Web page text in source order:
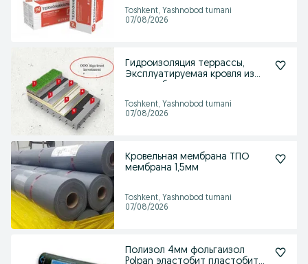
Toshkent, Yashnobod tumani
07/08/2026
Гидроизоляция террассы,
Эксплуатируемая кровля из
Toshkent, Yashnobod tumani
07/08/2026
Кровельная мембрана ТПО
мембрана 1,5мм
Toshkent, Yashnobod tumani
07/08/2026
Полизол 4мм фольгаизол
Polpan эластобит пластобит